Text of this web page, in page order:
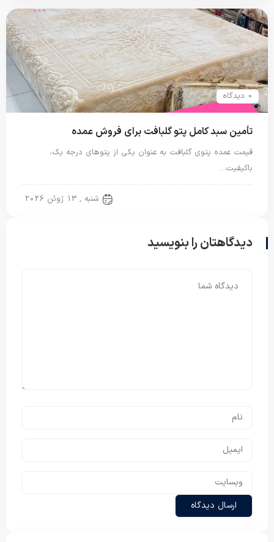
0 دیدگاه
تأمین سبد کامل پتو گلبافت برای فروش عمده
قیمت عمده پتوی گلبافت به عنوان یکی از پتوهای درجه یک،
باکیفیت…
شنبه , 13 ژوئن 2026
دیدگاهتان را بنویسید